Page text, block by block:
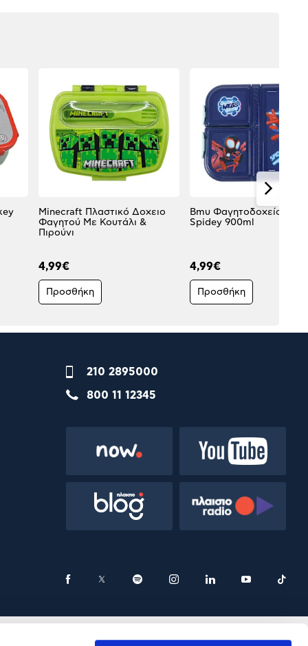
Minecraft Πλαστικό Δοχειο
Φαγητού Με Κουτάλι &
Πιρούνι
4,99€
Προσθήκη
Bmu Φαγητοδοχείο 3
Spidey 900ml
4,99€
Προσθήκη
210 2895000
800 11 12345